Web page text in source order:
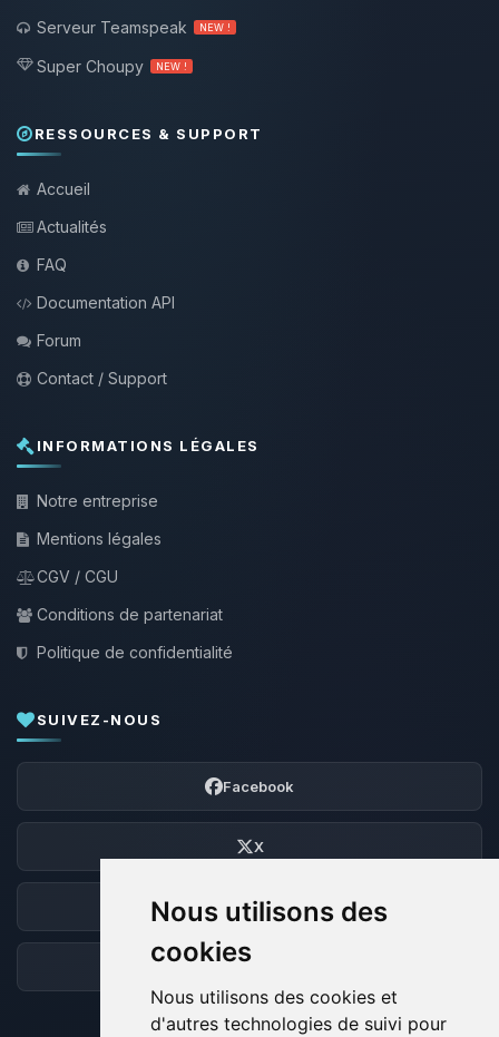
Nous utilisons des
cookies
Nous utilisons des cookies et
d'autres technologies de suivi pour
Serveur Teamspeak
NEW !
Super Choupy NEW !
RESSOURCES & SUPPORT
Accueil
Actualités
FAQ
Documentation API
Forum
Contact / Support
INFORMATIONS LÉGALES
Notre entreprise
Mentions légales
CGV / CGU
Conditions de partenariat
Politique de confidentialité
SUIVEZ-NOUS
Facebook
X
Discord
Forum